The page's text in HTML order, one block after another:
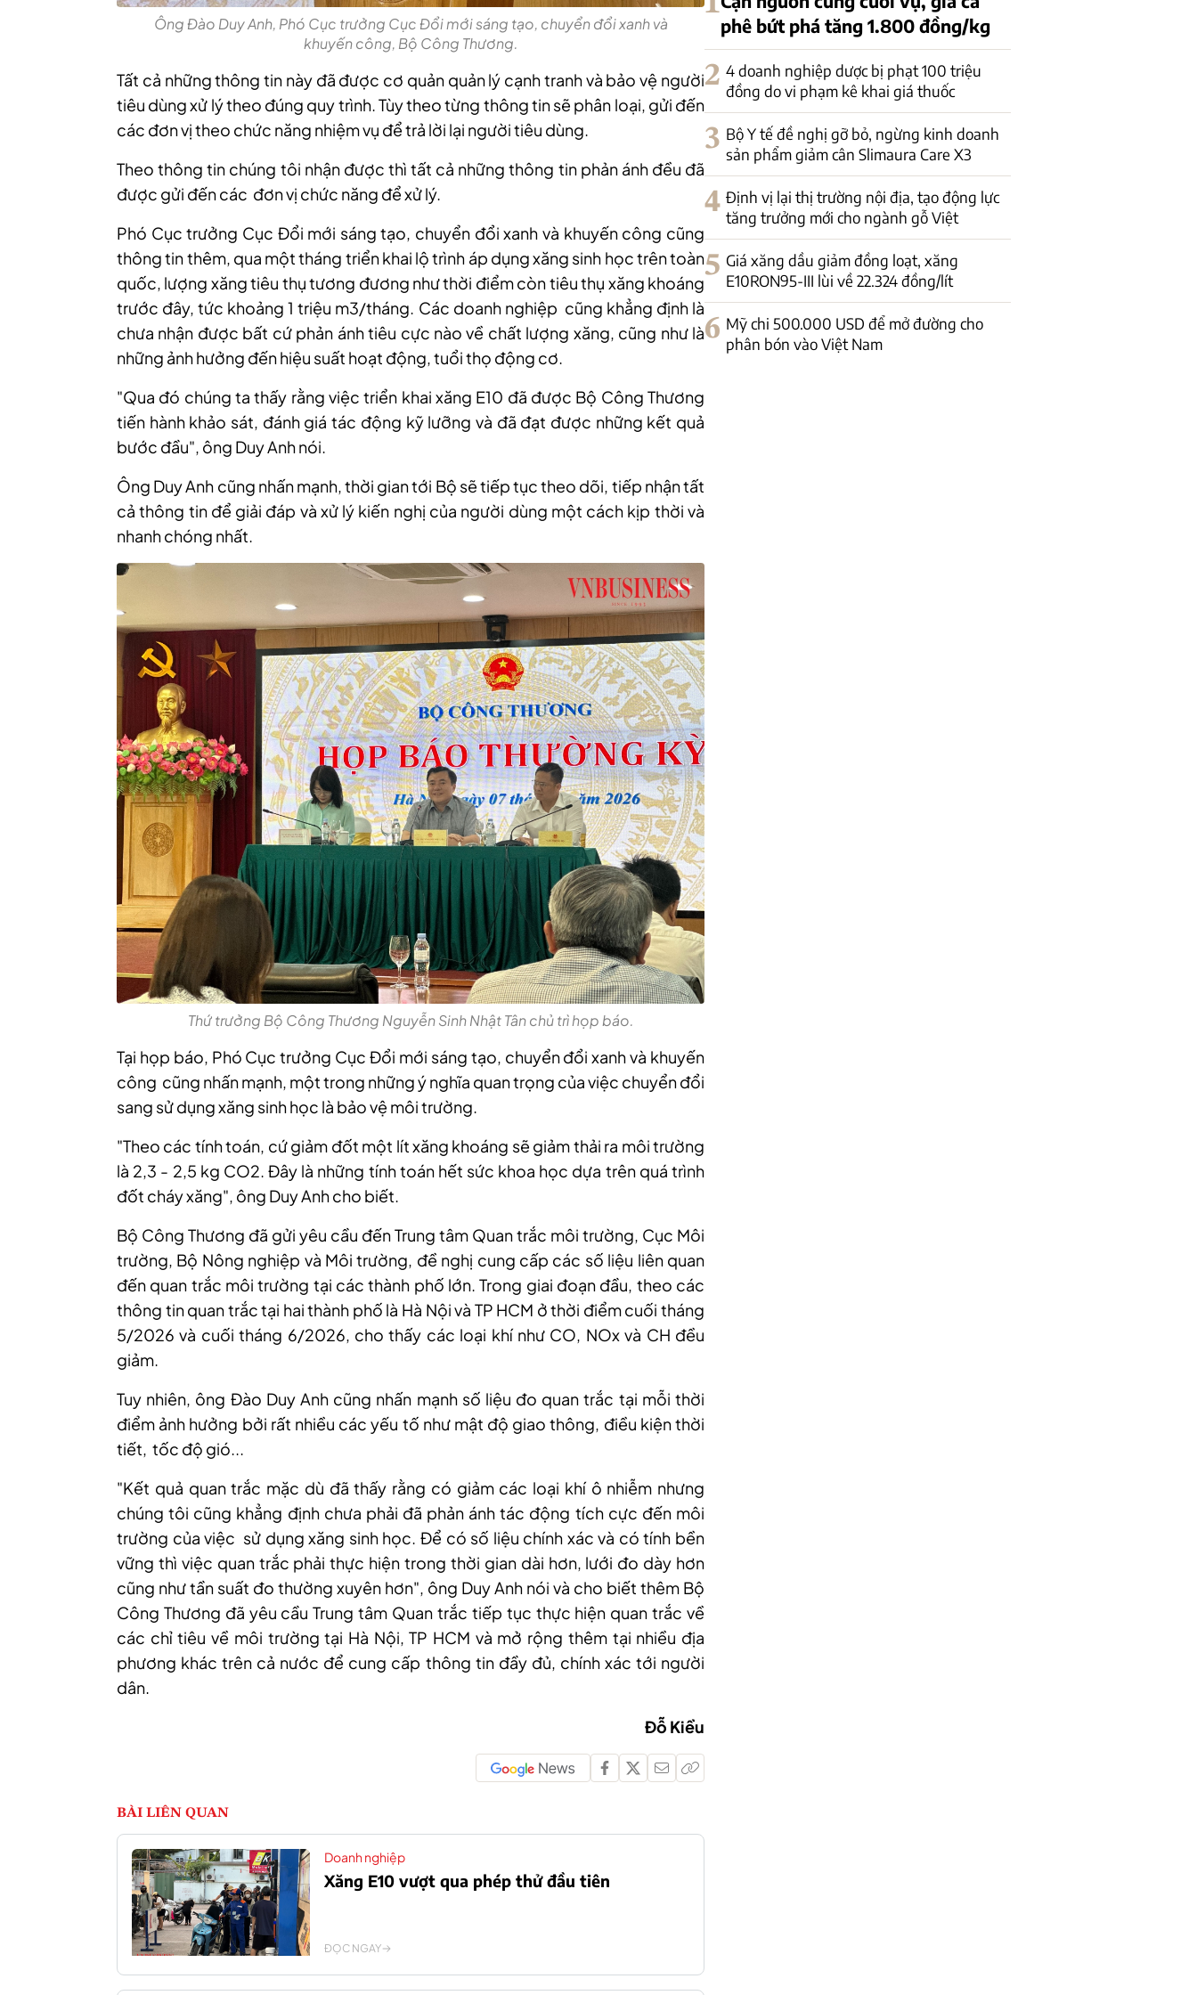
Ông Đào Duy Anh, Phó Cục trưởng Cục Đổi mới sáng tạo, chuyển đổi xanh và
khuyến công, Bộ Công Thương.
Tất cả những thông tin này đã được cơ quản quản lý cạnh tranh và bảo vệ người
tiêu dùng xử lý theo đúng quy trình. Tùy theo từng thông tin sẽ phân loại, gửi đến
các đơn vị theo chức năng nhiệm vụ để trả lời lại người tiêu dùng.
Theo thông tin chúng tôi nhận được thì tất cả những thông tin phản ánh đều đã
được gửi đến các đơn vị chức năng để xử lý.
Phó Cục trưởng Cục Đổi mới sáng tạo, chuyển đổi xanh và khuyến công cũng
thông tin thêm, qua một tháng triển khai lộ trình áp dụng xăng sinh học trên toàn
quốc, lượng xăng tiêu thụ tương đương như thời điểm còn tiêu thụ xăng khoáng
trước đây, tức khoảng 1 triệu m3/tháng. Các doanh nghiệp cũng khẳng định là
chưa nhận được bất cứ phản ánh tiêu cực nào về chất lượng xăng, cũng như là
những ảnh hưởng đến hiệu suất hoạt động, tuổi thọ động cơ.
"Qua đó chúng ta thấy rằng việc triển khai xăng E10 đã được Bộ Công Thương
tiến hành khảo sát, đánh giá tác động kỹ lưỡng và đã đạt được những kết quả
bước đầu", ông Duy Anh nói.
Ông Duy Anh cũng nhấn mạnh, thời gian tới Bộ sẽ tiếp tục theo dõi, tiếp nhận tất
cả thông tin để giải đáp và xử lý kiến nghị của người dùng một cách kịp thời và
nhanh chóng nhất.
Thứ trưởng Bộ Công Thương Nguyễn Sinh Nhật Tân chủ trì họp báo.
Tại họp báo, Phó Cục trưởng Cục Đổi mới sáng tạo, chuyển đổi xanh và khuyến
công cũng nhấn mạnh, một trong những ý nghĩa quan trọng của việc chuyển đổi
sang sử dụng xăng sinh học là bảo vệ môi trường.
"Theo các tính toán, cứ giảm đốt một lít xăng khoáng sẽ giảm thải ra môi trường
là 2,3 - 2,5 kg CO2. Đây là những tính toán hết sức khoa học dựa trên quá trình
đốt cháy xăng", ông Duy Anh cho biết.
Bộ Công Thương đã gửi yêu cầu đến Trung tâm Quan trắc môi trường, Cục Môi
trường, Bộ Nông nghiệp và Môi trường, đề nghị cung cấp các số liệu liên quan
đến quan trắc môi trường tại các thành phố lớn. Trong giai đoạn đầu, theo các
thông tin quan trắc tại hai thành phố là Hà Nội và TP HCM ở thời điểm cuối tháng
5/2026 và cuối tháng 6/2026, cho thấy các loại khí như CO, NOx và CH đều
giảm.
Tuy nhiên, ông Đào Duy Anh cũng nhấn mạnh số liệu đo quan trắc tại mỗi thời
điểm ảnh hưởng bởi rất nhiều các yếu tố như mật độ giao thông, điều kiện thời
tiết, tốc độ gió...
"Kết quả quan trắc mặc dù đã thấy rằng có giảm các loại khí ô nhiễm nhưng
chúng tôi cũng khẳng định chưa phải đã phản ánh tác động tích cực đến môi
trường của việc sử dụng xăng sinh học. Để có số liệu chính xác và có tính bền
vững thì việc quan trắc phải thực hiện trong thời gian dài hơn, lưới đo dày hơn
cũng như tần suất đo thường xuyên hơn", ông Duy Anh nói và cho biết thêm Bộ
Công Thương đã yêu cầu Trung tâm Quan trắc tiếp tục thực hiện quan trắc về
các chỉ tiêu về môi trường tại Hà Nội, TP HCM và mở rộng thêm tại nhiều địa
phương khác trên cả nước để cung cấp thông tin đầy đủ, chính xác tới người
dân.
Đỗ Kiều
BÀI LIÊN QUAN
Doanh nghiệp
Xăng E10 vượt qua phép thử đầu tiên
ĐỌC NGAY
phê bứt phá tăng 1.800 đồng/kg
2 4 doanh nghiệp dược bị phạt 100 triệu
đồng do vi phạm kê khai giá thuốc
3 Bộ Y tế đề nghị gỡ bỏ, ngừng kinh doanh
sản phẩm giảm cân Slimaura Care X3
4 Định vị lại thị trường nội địa, tạo động lực
tăng trưởng mới cho ngành gỗ Việt
5 Giá xăng dầu giảm đồng loạt, xăng
E10RON95-III lùi về 22.324 đồng/lít
6 Mỹ chi 500.000 USD để mở đường cho
phân bón vào Việt Nam